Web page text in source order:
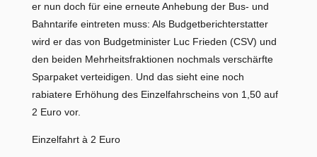
er nun doch für eine erneute Anhebung der Bus- und
Bahntarife eintreten muss: Als Budgetberichterstatter
wird er das von Budgetminister Luc Frieden (CSV) und
den beiden Mehrheitsfraktionen nochmals verschärfte
Sparpaket verteidigen. Und das sieht eine noch
rabiatere Erhöhung des Einzelfahrscheins von 1,50 auf
2 Euro vor.
Einzelfahrt à 2 Euro